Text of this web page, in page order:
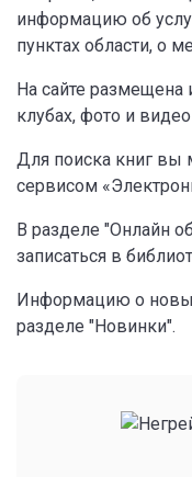
информацию об
пунктах области, о
На сайте
клубах, фото и
Для поиска книг вы
сервисом
В разделе "Онлайн
записаться в
Информацию о
разделе "Новинки".